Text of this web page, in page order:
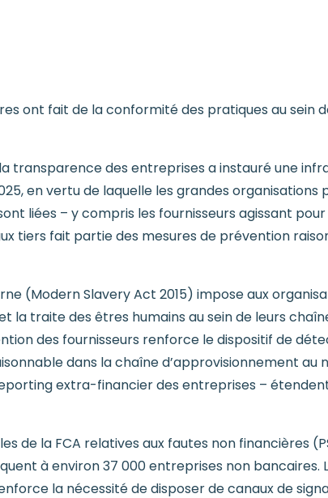
ont fait de la conformité des pratiques au sein
transparence des entreprises a instauré une
en vertu de laquelle les grandes
liées – y compris les fournisseurs agissant
tiers fait partie des mesures de prévention
(Modern Slavery Act 2015) impose aux
la traite des êtres humains au sein de leurs
des fournisseurs renforce le dispositif de
dans la chaîne d’approvisionnement au
extra-financier des entreprises –
de la FCA relatives aux fautes non financières
à environ 37 000 entreprises non
la nécessité de disposer de canaux de